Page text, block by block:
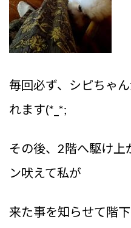
毎回必ず、シピちゃ
れます(*_*;
その後、2階へ駆け上
ン吠えて私が
来た事を知らせて階